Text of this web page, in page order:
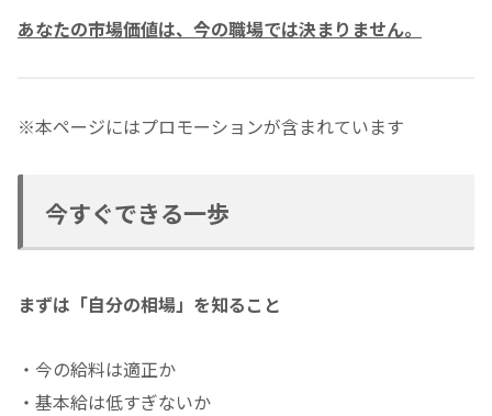
あなたの市場価値は、今の職場では決まりません。
※本ページにはプロモーションが含まれています
今すぐできる一歩
まずは「自分の相場」を知ること
・今の給料は適正か
・基本給は低すぎないか